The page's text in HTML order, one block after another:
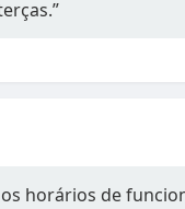
horários de